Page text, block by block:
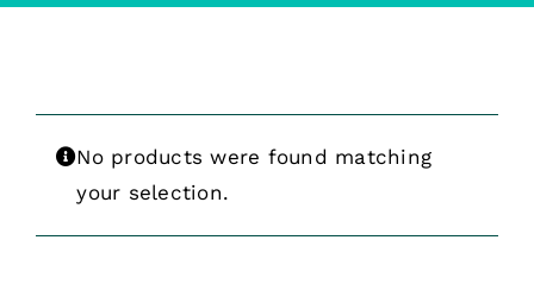
No products were found matching
your selection.